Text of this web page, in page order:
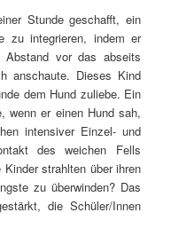
Stunde geschafft, ein
zu integrieren, indem er
Abstand vor das abseits
anschaute. Dieses Kind
dem Hund zuliebe. Ein
wenn er einen Hund sah,
intensiver Einzel- und
des weichen Fells
strahlten über ihren
zu überwinden? Das
die Schüler/Innen